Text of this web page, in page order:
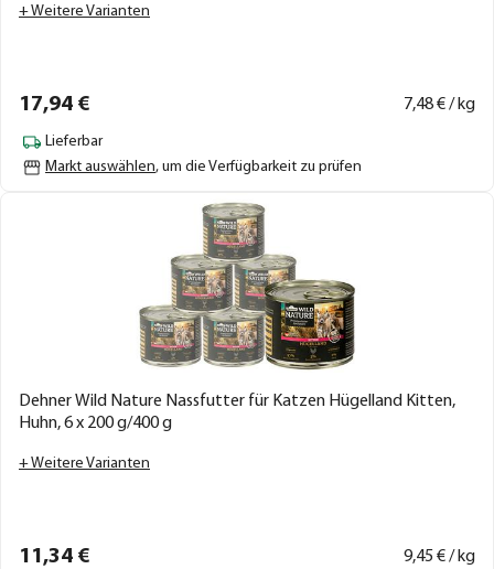
+ Weitere Varianten
17,94 € 7,48€ / kg
Lieferbar
Markt auswählen, um die Verfügbarkeit zu prüfen
Dehner Wild Nature Nassfutter für Katzen Hügelland Kitten,
Huhn, 6 x 200 g/400 g
+ Weitere Varianten
11,34 € 9,45€ / kg